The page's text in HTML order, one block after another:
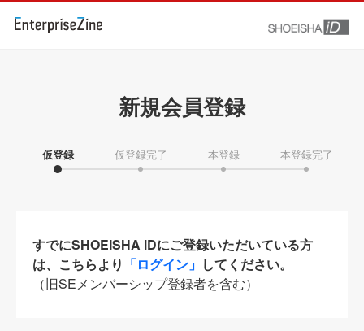
新規会員登録
仮登録 仮登録完了 本登録 本登録完了
すでにSHOEISHA iDにご登録いただいている方
は、こちらより 「ログイン」 してください。
（旧SEメンバーシップ登録者を含む）